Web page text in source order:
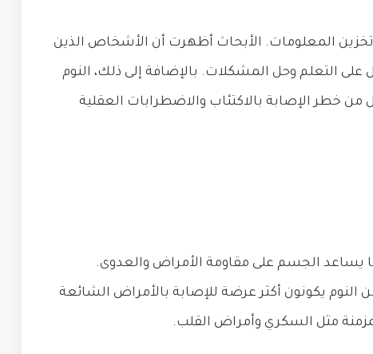
وتخزين المعلومات. الأبحاث أظهرت أن الأشخاص الذين
التعلم وحل المشكلات. بالإضافة إلى ذلك، النوم
من خطر الإصابة بالاكتئاب والاضطرابات العقلية
يساعد الجسم على مقاومة الأمراض والعدوى.
يكونون أكثر عرضة للإصابة بالأمراض الشائعة
مثل السكري وأمراض القلب.